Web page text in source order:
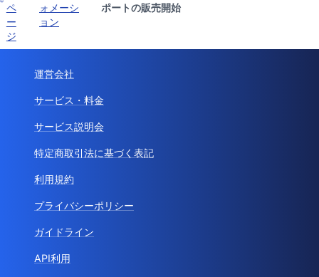
ペ
ー
ジ
ォメーシ
ョン
ポートの販売開始
運営会社
サービス・料金
サービス説明会
特定商取引法に基づく表記
利用規約
プライバシーポリシー
ガイドライン
API利用